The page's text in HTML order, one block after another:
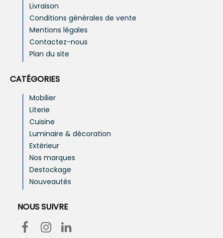
Livraison
Conditions générales de vente
Mentions légales
Contactez-nous
Plan du site
CATÉGORIES
Mobilier
Literie
Cuisine
Luminaire & décoration
Extérieur
Nos marques
Destockage
Nouveautés
NOUS SUIVRE